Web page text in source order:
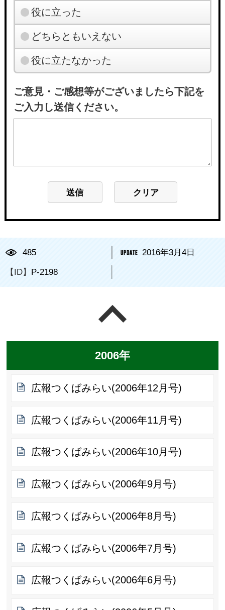
役に立った
どちらともいえない
役に立たなかった
ご意見・ご感想等がございましたら下記を
ご入力し送信ください。
485 2016年3月4日
【ID】 P-2198
2006年
広報つくばみらい(2006年12月号)
広報つくばみらい(2006年11月号)
広報つくばみらい(2006年10月号)
広報つくばみらい(2006年9月号)
広報つくばみらい(2006年8月号)
広報つくばみらい(2006年7月号)
広報つくばみらい(2006年6月号)